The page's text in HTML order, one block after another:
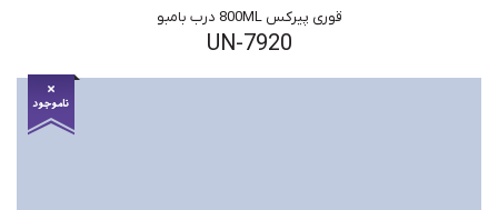
قوری پیرکس 800ML درب بامبو
UN-7920